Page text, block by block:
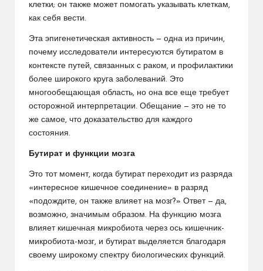
клетки; он также может помогать указывать клеткам,
как себя вести.
Эта эпигенетическая активность — одна из причин,
почему исследователи интересуются бутиратом в
контексте путей, связанных с раком, и профилактики
более широкого круга заболеваний. Это
многообещающая область, но она все еще требует
осторожной интерпретации. Обещание — это не то
же самое, что доказательство для каждого
состояния.
Бутират и функции мозга
Это тот момент, когда бутират переходит из разряда
«интересное кишечное соединение» в разряд
«подождите, он также влияет на мозг?» Ответ — да,
возможно, значимым образом. На функцию мозга
влияет кишечная микробиота через ось кишечник-
микробиота-мозг, и бутират выделяется благодаря
своему широкому спектру биологических функций.